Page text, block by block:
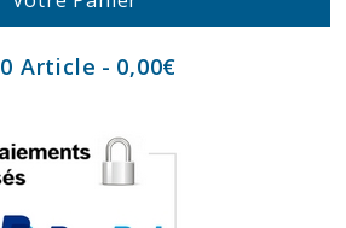
0 Article 0,00€